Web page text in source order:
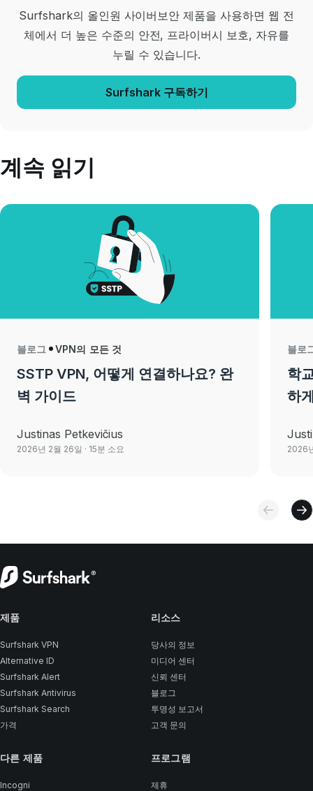
Surfshark의 올인원 사이버보안 제품을 사용하면 웹 전
체에서 더 높은 수준의 안전, 프라이버시 보호, 자유를
누릴 수 있습니다.
Surfshark 구독하기
계속 읽기
블로그 VPN의 모든 것
SSTP VPN, 어떻게 연결하나요? 완
벽 가이드
Justinas Petkevičius
2026년 2월 26일 · 15분 소요
블로
학
하
2026
제품
Surfshark VPN
Alternative ID
Surfshark Alert
Surfshark Antivirus
Surfshark Search
가격
다른 제품
Incogni
리소스
당사의 정보
미디어 센터
신뢰 센터
블로그
투명성 보고서
고객 문의
프로그램
제휴